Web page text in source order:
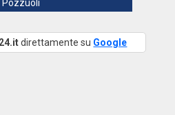
Pozzuoli
direttamente su Google